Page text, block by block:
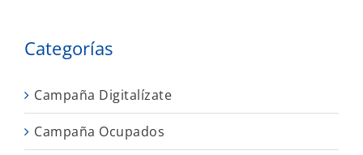
Categorías
Campaña Digitalízate
Campaña Ocupados